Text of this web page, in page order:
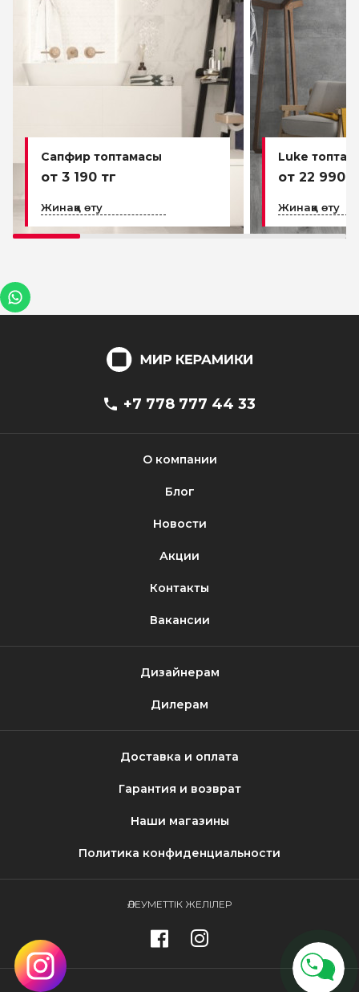
Сапфир топтамасы
от 3 190 тг
Жинаққа өту
Luke
от 22 990
Жинаққа өту
+7 778 777 44 33
О компании
Блог
Новости
Акции
Контакты
Вакансии
Дизайнерам
Дилерам
Доставка и оплата
Гарантия и возврат
Наши магазины
Политика конфиденциальности
ӘЛЕУМЕТТІК ЖЕЛІЛЕР